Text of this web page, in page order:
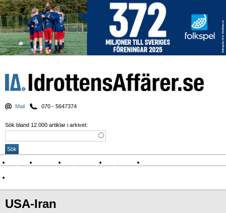
Mail 070 - 5647374
Sök bland 12.000 artiklar i arkivet:
Nyheter Krönikor Sport & spel Nyhetsbrev
USA-Iran